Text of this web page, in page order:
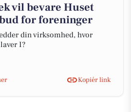
vil bevare Huset
for foreninger
din virksomhed, hvor
I?
Kopiér link